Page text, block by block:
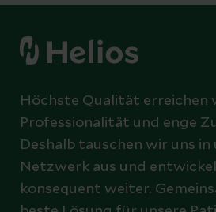
Höchste Qualität erreichen
Professionalität und enge
Deshalb tauschen wir uns in
Netzwerk aus und
konsequent weiter.